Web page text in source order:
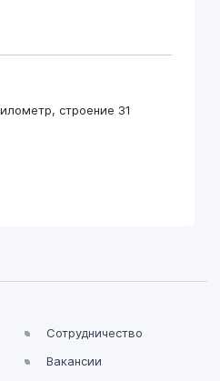
строение 31
Сотрудничество
Вакансии